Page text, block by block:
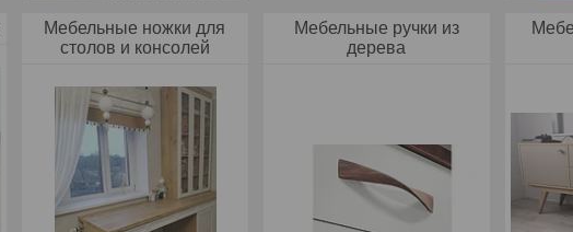
Мебельные ножки для
столов и консолей
Мебельные ручки из
дерева